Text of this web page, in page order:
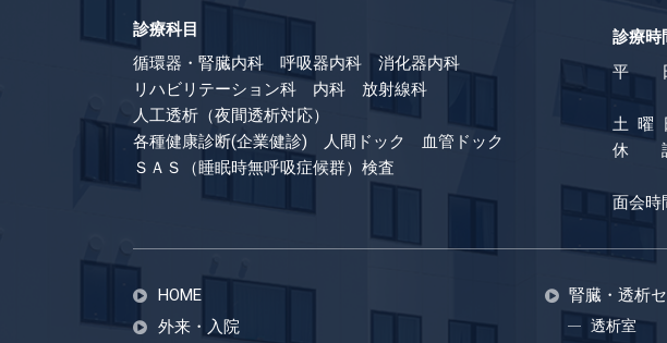
診療科目
循環器・腎臓内科 呼吸器内科 消化器内科
リハビリテーション科 内科 放射線科
人工透析（夜間透析対応）
各種健康診断(企業健診) 人間ドック 血管ドック
ＳＡＳ（睡眠時無呼吸症候群）検査
診療時
平
土 曜
休
面会時
HOME
外来・入院
腎臓・透析
透析室